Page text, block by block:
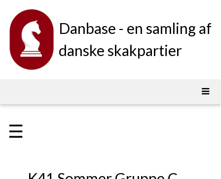
Danbase - en samling af
danske skakpartier
☰